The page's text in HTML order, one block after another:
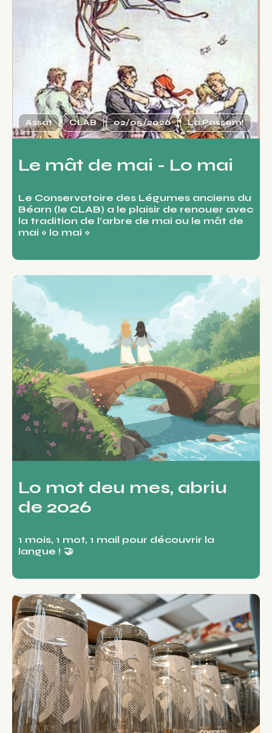
Assat CLAB 02/05/2026 La Passem!
Le mât de mai - Lo mai
Le Conservatoire des Légumes anciens du
Béarn (le CLAB) a le plaisir de renouer avec
la tradition de l’arbre de mai ou le mât de
mai « lo mai »
Lo mot deu mes, abriu
de 2026
1 mois, 1 mot, 1 mail pour découvrir la
langue ! 🤝​